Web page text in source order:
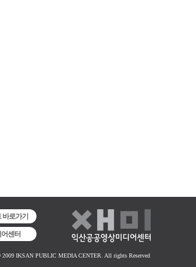
로가기
센터
IKSAN PUBLIC MEDIA CENTER. All rights Reserved